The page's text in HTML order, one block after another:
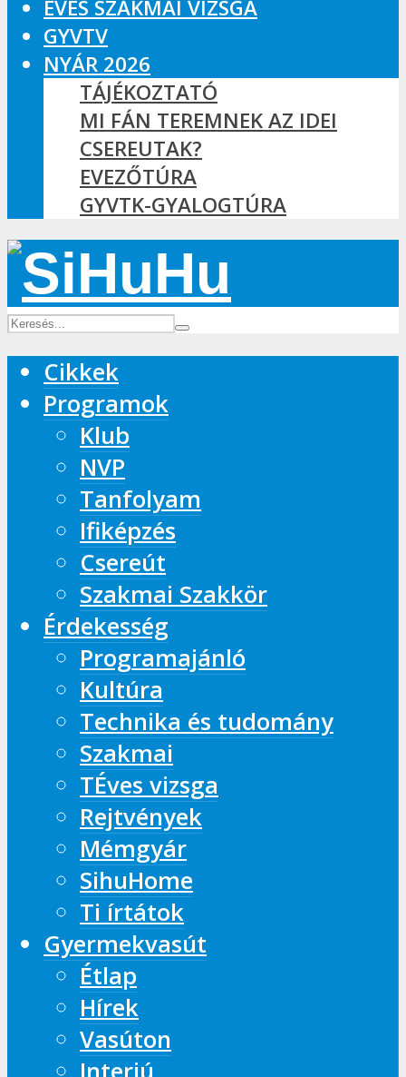
ÉVES SZAKMAI VIZSGA
GYVTV
NYÁR 2026
TÁJÉKOZTATÓ
MI FÁN TEREMNEK AZ IDEI
CSEREUTAK?
EVEZŐTÚRA
GYVTK-GYALOGTÚRA
Cikkek
Programok
Klub
NVP
Tanfolyam
Ifiképzés
Csereút
Szakmai Szakkör
Érdekesség
Programajánló
Kultúra
Technika és tudomány
Szakmai
TÉves vizsga
Rejtvények
Mémgyár
SihuHome
Ti írtátok
Gyermekvasút
Étlap
Hírek
Vasúton